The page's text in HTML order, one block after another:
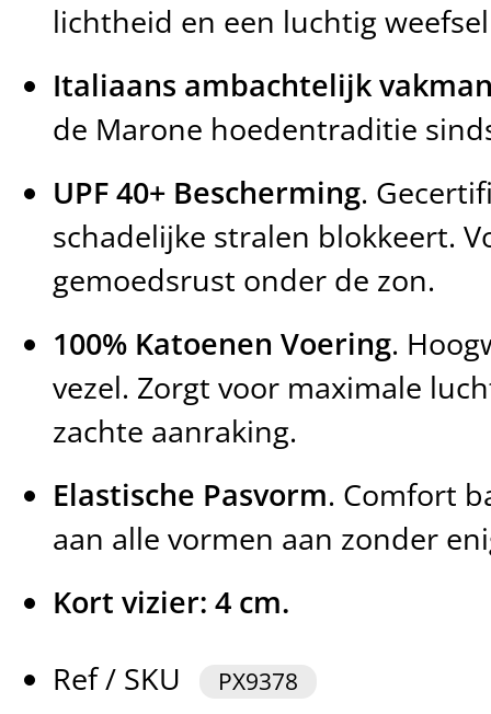
lichtheid en een luchtig
Italiaans ambachtelijk
de Marone hoedentraditie
UPF 40+ Bescherming.
schadelijke stralen blokkeert.
gemoedsrust onder de zon.
100% Katoenen Voering.
vezel. Zorgt voor maximale
zachte aanraking.
Elastische Pasvorm. Comfort
aan alle vormen aan zonder
Kort vizier: 4 cm.
Ref / SKU
PX9378